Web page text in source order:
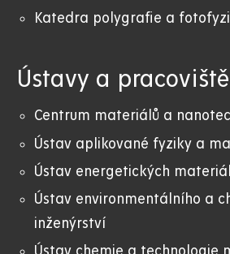
Katedra polygrafie a
Ústavy a pracoviště
Centrum materiálů a
Ústav aplikované fyziky a
Ústav energetických
Ústav environmentálního a
inženýrství